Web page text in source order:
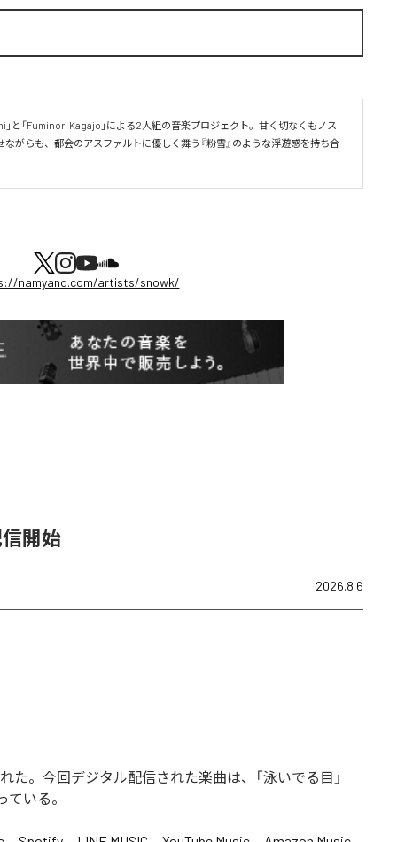
と「Fuminori Kagajo」による2人組の音楽プロジェクト。甘く切なくもノス
ながらも、都会のアスファルトに優しく舞う『粉雪』のような浮遊感を持ち合
namyand.com/artists/snowk/
信開始
2026.8.6
た。今回デジタル配信された楽曲は、「泳いでる目」
ている。